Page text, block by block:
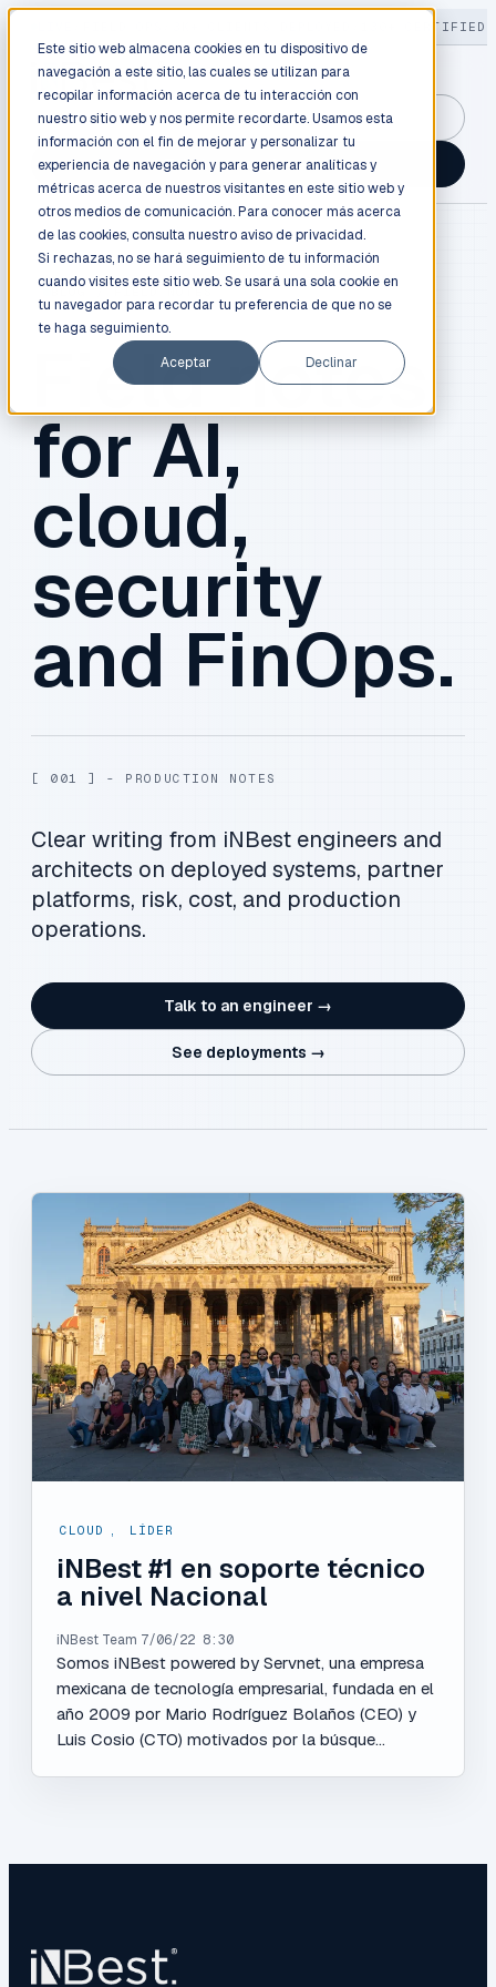
Este sitio web almacena cookies en tu dispositivo de
navegación a este sitio, las cuales se utilizan para
recopilar información acerca de tu interacción con
nuestro sitio web y nos permite recordarte. Usamos esta
información con el fin de mejorar y personalizar tu
experiencia de navegación y para generar analíticas y
métricas acerca de nuestros visitantes en este sitio web y
otros medios de comunicación. Para conocer más acerca
de las cookies, consulta nuestro aviso de privacidad.
Si rechazas, no se hará seguimiento de tu información
cuando visites este sitio web. Se usará una sola cookie en
tu navegador para recordar tu preferencia de que no se
te haga seguimiento.
Aceptar
Declinar
130+ CERTIFIED
GuidancePlex →
Talk to an engineer →
Field notes
for AI,
cloud,
security
and FinOps.
[ 001 ] - PRODUCTION NOTES
Clear writing from iNBest engineers and
architects on deployed systems, partner
platforms, risk, cost, and production
operations.
Talk to an engineer →
See deployments →
CLOUD LÍDER
iNBest #1 en soporte técnico
a nivel Nacional
iNBest Team 7/06/22 8:30
Somos iNBest powered by Servnet, una empresa
mexicana de tecnología empresarial, fundada en el
año 2009 por Mario Rodríguez Bolaños (CEO) y
Luis Cosio (CTO) motivados por la búsque...